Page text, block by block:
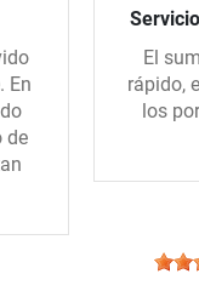
En
de
El
rápido,
los